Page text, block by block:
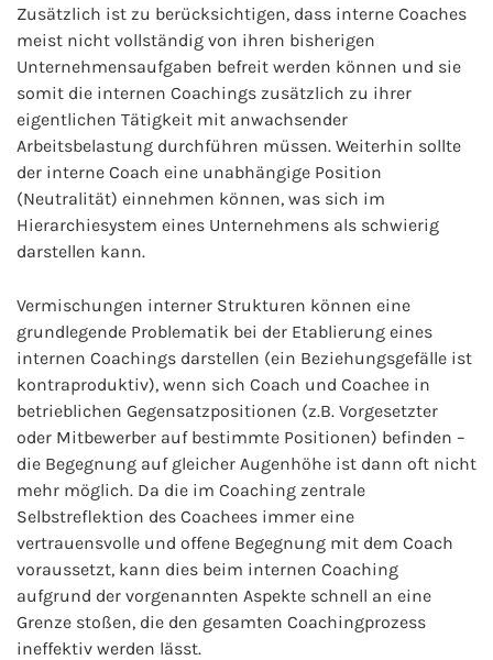
Zusätzlich ist zu berücksichtigen, dass interne Coaches
meist nicht vollständig von ihren bisherigen
Unternehmensaufgaben befreit werden können und sie
somit die internen Coachings zusätzlich zu ihrer
eigentlichen Tätigkeit mit anwachsender
Arbeitsbelastung durchführen müssen. Weiterhin sollte
der interne Coach eine unabhängige Position
(Neutralität) einnehmen können, was sich im
Hierarchiesystem eines Unternehmens als schwierig
darstellen kann.
Vermischungen interner Strukturen können eine
grundlegende Problematik bei der Etablierung eines
internen Coachings darstellen (ein Beziehungsgefälle ist
kontraproduktiv), wenn sich Coach und Coachee in
betrieblichen Gegensatzpositionen (z.B. Vorgesetzter
oder Mitbewerber auf bestimmte Positionen) befinden –
die Begegnung auf gleicher Augenhöhe ist dann oft nicht
mehr möglich. Da die im Coaching zentrale
Selbstreflektion des Coachees immer eine
vertrauensvolle und offene Begegnung mit dem Coach
voraussetzt, kann dies beim internen Coaching
aufgrund der vorgenannten Aspekte schnell an eine
Grenze stoßen, die den gesamten Coachingprozess
ineffektiv werden lässt.